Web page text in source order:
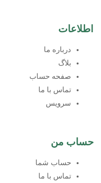
اطلاعات
درباره ما
بلاگ
صفحه حساب
تماس با ما
سرویس
حساب من
حساب شما
تماس با ما